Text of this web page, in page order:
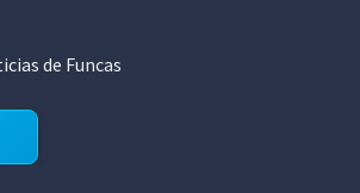
de Funcas